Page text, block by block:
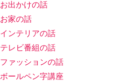
お出かけの話
お家の話
インテリアの話
テレビ番組の話
ファッションの話
ボールペン字講座